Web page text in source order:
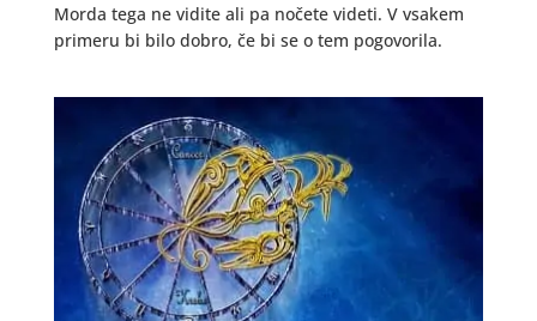
Morda tega ne vidite ali pa nočete videti. V vsakem
primeru bi bilo dobro, če bi se o tem pogovorila.